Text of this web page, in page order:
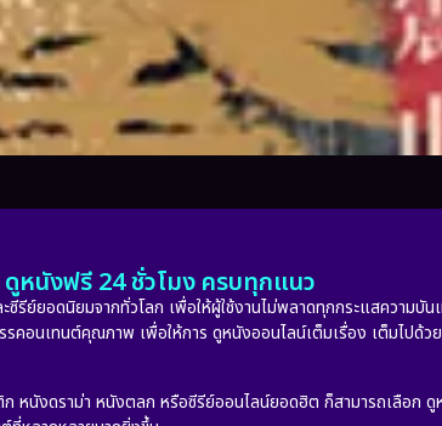
หนังฟรี 24 ชั่วโมง ครบทุกแนว
ย์ยอดนิยมจากทั่วโลก เพื่อให้ผู้ใช้งานไม่พลาดทุกกระแสความบั
คอนเทนต์คุณภาพ เพื่อให้การ ดูหนังออนไลน์เต็มเรื่อง เต็มไปด้
หนังดราม่า หนังตลก หรือซีรีย์ออนไลน์ยอดฮิต ก็สามารถเลือก